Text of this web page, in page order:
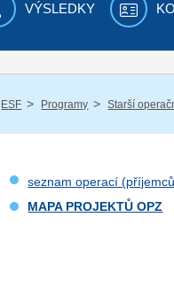
VÝSLEDKY
ESF / Programy / Starší
seznam operací
MAPA PROJEKTŮ OPZ